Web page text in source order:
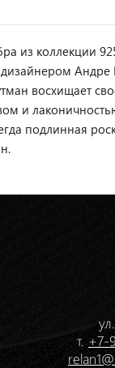
из коллекции
Андре
восхищает
и
подлинная
т. +7-